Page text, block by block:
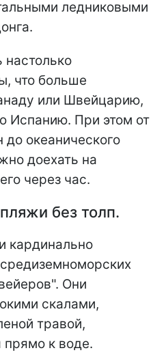
ледниковыми
что больше
или Швейцарию,
Испанию. При этом от
океанического
доехать на
через час.
без толп.
кардинально
Они
скалами,
травой,
к воде.